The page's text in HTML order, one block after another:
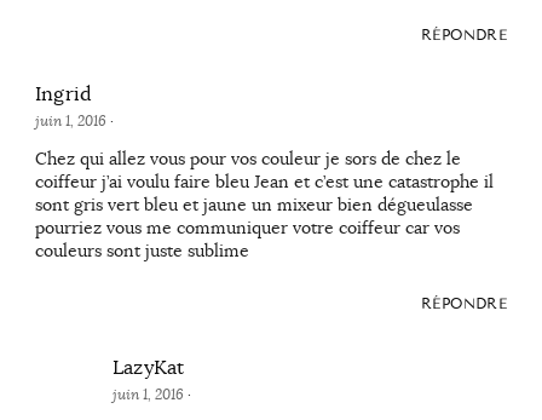
RÉPONDRE
Ingrid
juin 1, 2016 ·
Chez qui allez vous pour vos couleur je sors de chez le
coiffeur j’ai voulu faire bleu Jean et c’est une catastrophe il
sont gris vert bleu et jaune un mixeur bien dégueulasse
pourriez vous me communiquer votre coiffeur car vos
couleurs sont juste sublime
RÉPONDRE
LazyKat
juin 1, 2016 ·